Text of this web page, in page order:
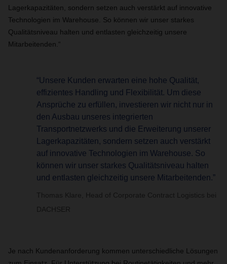
Lagerkapazitäten, sondern setzen auch verstärkt auf innovative
Technologien im Warehouse. So können wir unser starkes
Qualitätsniveau halten und entlasten gleichzeitig unsere
Mitarbeitenden.“
“Unsere Kunden erwarten eine hohe Qualität,
effizientes Handling und Flexibilität. Um diese
Ansprüche zu erfüllen, investieren wir nicht nur in
den Ausbau unseres integrierten
Transportnetzwerks und die Erweiterung unserer
Lagerkapazitäten, sondern setzen auch verstärkt
auf innovative Technologien im Warehouse. So
können wir unser starkes Qualitätsniveau halten
und entlasten gleichzeitig unsere Mitarbeitenden.”
Thomas Klare, Head of Corporate Contract Logistics bei
DACHSER
Je nach Kundenanforderung kommen unterschiedliche Lösungen